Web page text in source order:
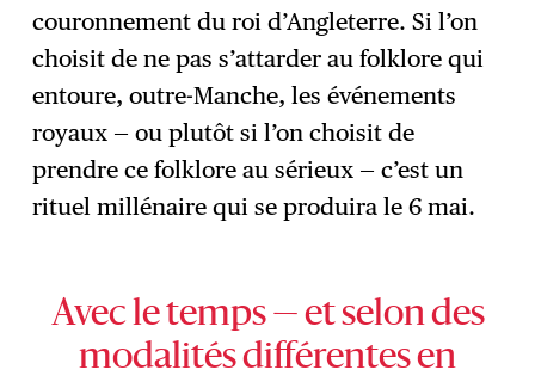
couronnement du roi d’Angleterre. Si l’on
choisit de ne pas s’attarder au folklore qui
entoure, outre-Manche, les événements
royaux — ou plutôt si l’on choisit de
prendre ce folklore au sérieux — c’est un
rituel millénaire qui se produira le 6 mai.
Avec le temps — et selon des
modalités différentes en